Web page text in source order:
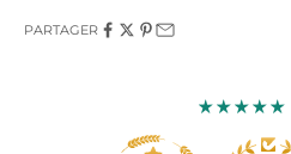
PARTAGER